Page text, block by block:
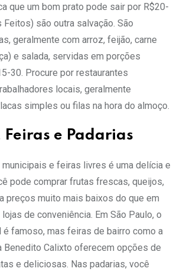
que um bom prato pode sair por R$20-
são outra salvação. São
geralmente com arroz, feijão, carne
e salada, servidas em porções
30. Procure por restaurantes
locais, geralmente
simples ou filas na hora do almoço.
e Padarias
municipais e feiras livres é uma delícia e
pode comprar frutas frescas, queijos,
preços muito mais baixos do que em
de conveniência. Em São Paulo, o
é famoso, mas feiras de bairro como a
Benedito Calixto oferecem opções de
e deliciosas. Nas padarias, você